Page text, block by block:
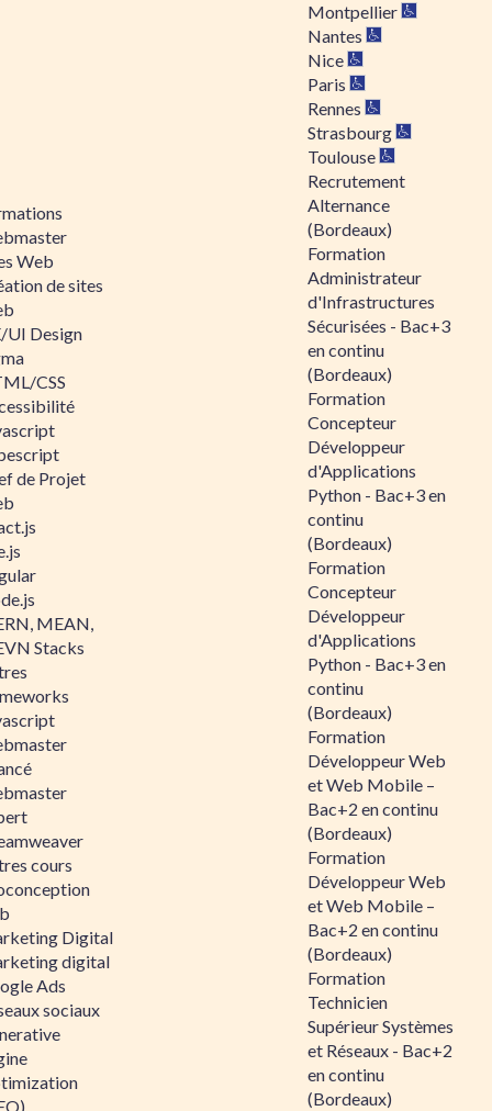
Web
de sites
UI Design
CSS
de Projet
MEAN,
Stacks
cours
Digital
digital
Ads
sociaux
Montpellier
Nantes
Nice
Paris
Rennes
Strasbourg
Toulouse
Recrutement
Alternance
(Bordeaux)
Formation
Administrateur
d'Infrastructures
Sécurisées - Bac+3
en continu
(Bordeaux)
Formation
Concepteur
Développeur
d'Applications
Python - Bac+3 en
continu
(Bordeaux)
Formation
Concepteur
Développeur
d'Applications
Python - Bac+3 en
continu
(Bordeaux)
Formation
Développeur Web
et Web Mobile –
Bac+2 en continu
(Bordeaux)
Formation
Développeur Web
et Web Mobile –
Bac+2 en continu
(Bordeaux)
Formation
Technicien
Supérieur Systèmes
et Réseaux - Bac+2
en continu
(Bordeaux)